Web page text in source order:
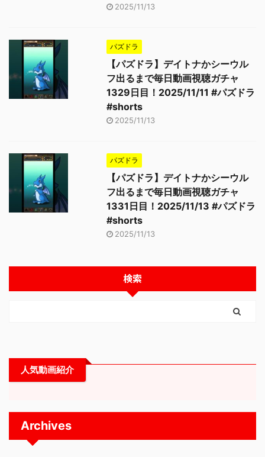
2025/11/13
パズドラ
【パズドラ】デイトナかシーウル
フ出るまで毎日動画視聴ガチャ
1329日目！2025/11/11 #パズドラ
#shorts
2025/11/13
パズドラ
【パズドラ】デイトナかシーウル
フ出るまで毎日動画視聴ガチャ
1331日目！2025/11/13 #パズドラ
#shorts
2025/11/13
検索
人気動画紹介
Archives